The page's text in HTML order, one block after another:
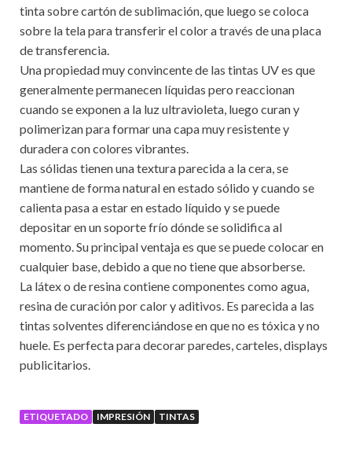
tinta sobre cartón de sublimación, que luego se coloca
sobre la tela para transferir el color a través de una placa
de transferencia.
Una propiedad muy convincente de las tintas UV es que
generalmente permanecen líquidas pero reaccionan
cuando se exponen a la luz ultravioleta, luego curan y
polimerizan para formar una capa muy resistente y
duradera con colores vibrantes.
Las sólidas tienen una textura parecida a la cera, se
mantiene de forma natural en estado sólido y cuando se
calienta pasa a estar en estado líquido y se puede
depositar en un soporte frío dónde se solidifica al
momento. Su principal ventaja es que se puede colocar en
cualquier base, debido a que no tiene que absorberse.
La látex o de resina contiene componentes como agua,
resina de curación por calor y aditivos. Es parecida a las
tintas solventes diferenciándose en que no es tóxica y no
huele. Es perfecta para decorar paredes, carteles, displays
publicitarios.
ETIQUETADO IMPRESIÓN TINTAS